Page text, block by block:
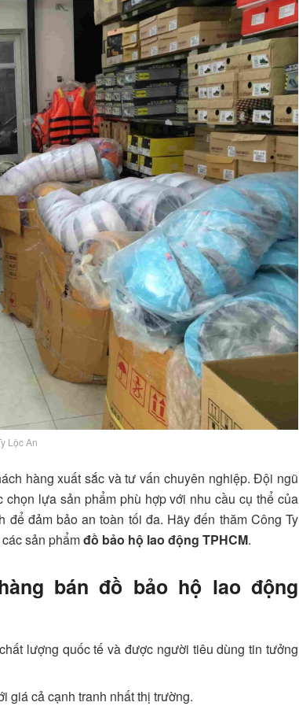
Lộc An
hàng xuất sắc và tư vấn chuyên nghiệp. Đội ngũ
lựa sản phẩm phù hợp với nhu cầu cụ thể của
đảm bảo an toàn tối đa. Hãy đến thăm Công Ty
sản phẩmđồ bảo hộ lao động TPHCM.
bán đồ bảo hộ lao động
lượng quốc tế và được người tiêu dùng tin tưởng
giá cả cạnh tranh nhất thị trường.